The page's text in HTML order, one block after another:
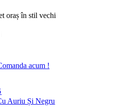
oraș în stil vechi
acum !
Auriu Și Negru